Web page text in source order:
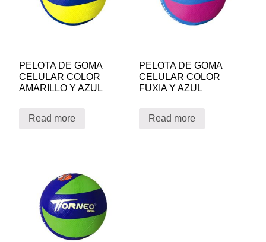
PELOTA DE GOMA
CELULAR COLOR
AMARILLO Y AZUL
Read more
PELOTA DE GOMA
CELULAR COLOR
FUXIA Y AZUL
Read more